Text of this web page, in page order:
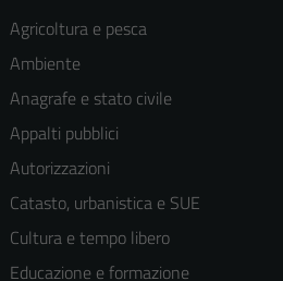
Agricoltura e pesca
Ambiente
Anagrafe e stato civile
Appalti pubblici
Autorizzazioni
Catasto, urbanistica e SUE
Cultura e tempo libero
Educazione e formazione